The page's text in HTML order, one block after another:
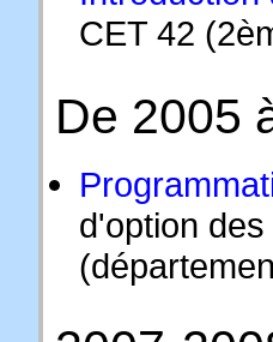
CET 42
De 2005
d'option